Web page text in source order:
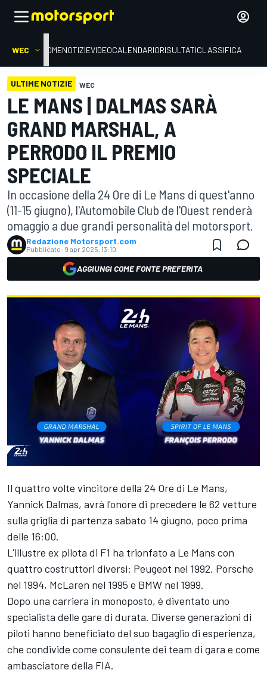
WEC HOMENOTIZIEVIDEOCALENDARIORISULTATICLASSIFICA
ULTIME NOTIZIE WEC
LE MANS | DALMAS SARÀ
GRAND MARSHAL, A
PERRODO IL PREMIO
SPECIALE
In occasione della 24 Ore di Le Mans di quest'anno
(11-15 giugno), l'Automobile Club de l'Ouest renderà
omaggio a due grandi personalità del motorsport.
Redazione Motorsport.com
Pubblicato: 9 apr 2025, 13:10
AGGIUNGI COME FONTE PREFERITA
Il quattro volte vincitore della 24 Ore di Le Mans,
Yannick Dalmas, avrà l'onore di precedere le 62 vetture
sulla griglia di partenza sabato 14 giugno, poco prima
delle 16;00.
L'illustre ex pilota di F1 ha trionfato a Le Mans con
quattro costruttori diversi: Peugeot nel 1992, Porsche
nel 1994, McLaren nel 1995 e BMW nel 1999.
Dopo una carriera in monoposto, è diventato uno
specialista delle gare di durata. Diverse generazioni di
piloti hanno beneficiato del suo bagaglio di esperienza,
che condivide come consulente dei team di gara e come
ambasciatore della FIA.